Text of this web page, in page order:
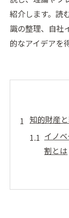
紹介します。読
識の整理、自社
的なアイデアを
知的財産
イノ
割とは
知的